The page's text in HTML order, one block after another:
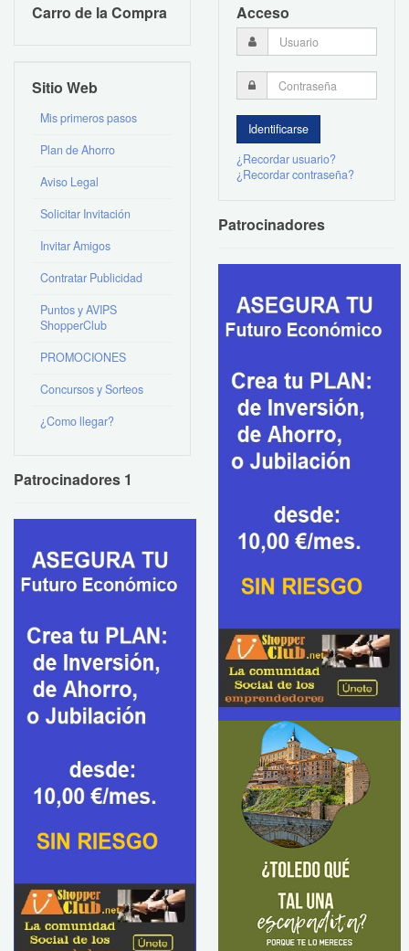
Carro de la Compra
Sitio Web
Mis primeros pasos
Plan de Ahorro
Aviso Legal
Solicitar Invitación
Invitar Amigos
Contratar Publicidad
Puntos y AVIPS
ShopperClub
PROMOCIONES
Concursos y Sorteos
¿Como llegar?
Patrocinadores 1
Acceso
¿Recordar usuario?
¿Recordar contraseña?
Patrocinadores